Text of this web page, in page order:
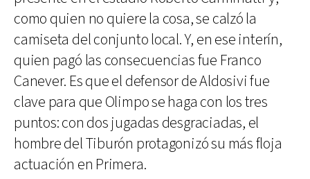
como quien no quiere la cosa, se calzó la
camiseta del conjunto local. Y, en ese interín,
quien pagó las consecuencias fue Franco
Canever. Es que el defensor de Aldosivi fue
clave para que Olimpo se haga con los tres
puntos: con dos jugadas desgraciadas, el
hombre del Tiburón protagonizó su más floja
actuación en Primera.